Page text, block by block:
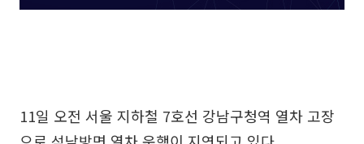
11일 오전 서울 지하철 7호선 강남구청역 열차 고장